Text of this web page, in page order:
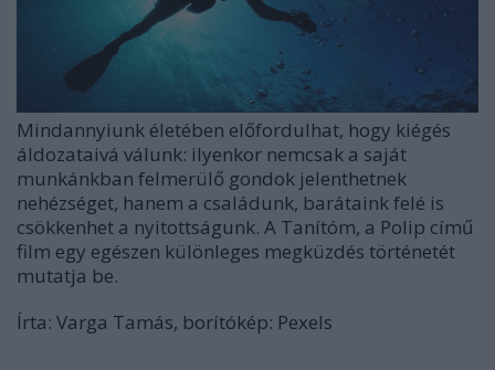
Mindannyiunk életében előfordulhat, hogy kiégés
áldozataivá válunk: ilyenkor nemcsak a saját
munkánkban felmerülő gondok jelenthetnek
nehézséget, hanem a családunk, barátaink felé is
csökkenhet a nyitottságunk. A Tanítóm, a Polip című
film egy egészen különleges megküzdés történetét
mutatja be.
Írta: Varga Tamás, borítókép: Pexels